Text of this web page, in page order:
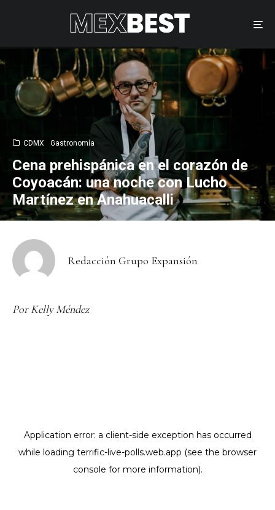
CDMX Gastronomía
Cena prehispánica en el corazón de
Coyoacán: una noche con Lucho
Martínez en Anahuacalli
Redacción Grupo Expansión
Por Kelly Méndez